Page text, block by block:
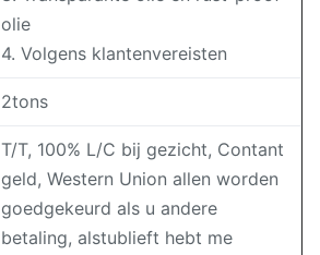
olie
4. Volgens klantenvereisten
2tons
T/T, 100% L/C bij gezicht, Contant
geld, Western Union allen worden
goedgekeurd als u andere
betaling, alstublieft hebt me